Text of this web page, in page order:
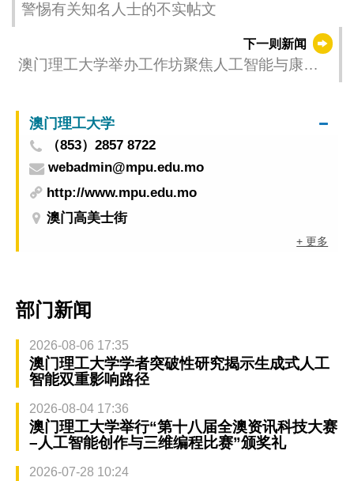
警惕有关知名人士的不实帖文
下一则新闻
澳门理工大学举办工作坊聚焦人工智能与康复
澳门理工大学
（853）2857 8722
webadmin@mpu.edu.mo
http://www.mpu.edu.mo
澳门高美士街
+ 更多
部门新闻
2026-08-06 17:35
澳门理工大学学者突破性研究揭示生成式人工
智能双重影响路径
2026-08-04 17:36
澳门理工大学举行“第十八届全澳资讯科技大赛
–人工智能创作与三维编程比赛”颁奖礼
2026-07-28 10:24